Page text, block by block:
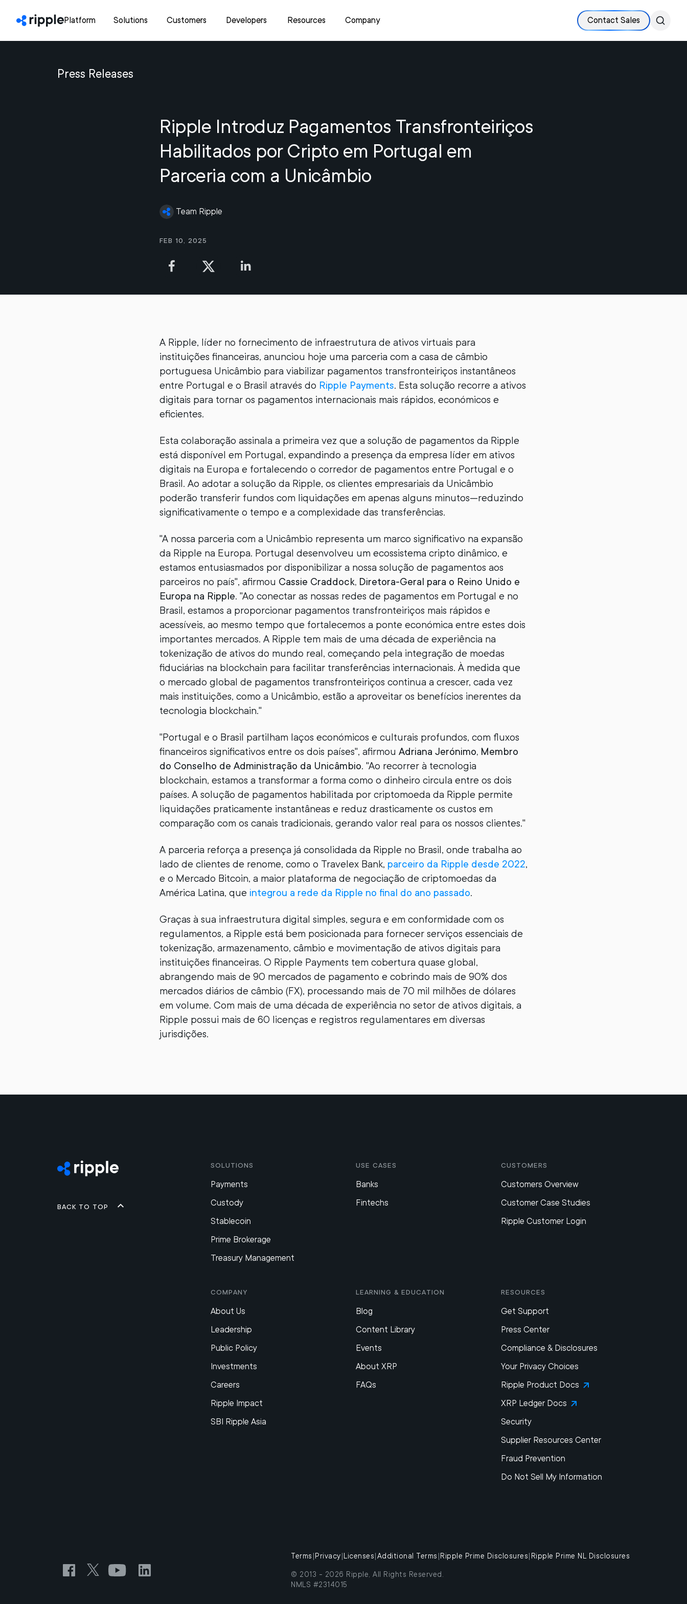
Platform Solutions Customers Developers Resources Company Contact Sales
Press Releases
Ripple Introduz Pagamentos Transfronteiriços
Habilitados por Cripto em Portugal em
Parceria com a Unicâmbio
Team Ripple
Feb 10, 2025
A Ripple, líder no fornecimento de infraestrutura de ativos virtuais para
instituições financeiras, anunciou hoje uma parceria com a casa de câmbio
portuguesa Unicâmbio para viabilizar pagamentos transfronteiriços instantâneos
entre Portugal e o Brasil através do Ripple Payments. Esta solução recorre a ativos
digitais para tornar os pagamentos internacionais mais rápidos, económicos e
eficientes.
Esta colaboração assinala a primeira vez que a solução de pagamentos da Ripple
está disponível em Portugal, expandindo a presença da empresa líder em ativos
digitais na Europa e fortalecendo o corredor de pagamentos entre Portugal e o
Brasil. Ao adotar a solução da Ripple, os clientes empresariais da Unicâmbio
poderão transferir fundos com liquidações em apenas alguns minutos—reduzindo
significativamente o tempo e a complexidade das transferências.
"A nossa parceria com a Unicâmbio representa um marco significativo na expansão
da Ripple na Europa. Portugal desenvolveu um ecossistema cripto dinâmico, e
estamos entusiasmados por disponibilizar a nossa solução de pagamentos aos
parceiros no país", afirmou Cassie Craddock, Diretora-Geral para o Reino Unido e
Europa na Ripple. "Ao conectar as nossas redes de pagamentos em Portugal e no
Brasil, estamos a proporcionar pagamentos transfronteiriços mais rápidos e
acessíveis, ao mesmo tempo que fortalecemos a ponte económica entre estes dois
importantes mercados. A Ripple tem mais de uma década de experiência na
tokenização de ativos do mundo real, começando pela integração de moedas
fiduciárias na blockchain para facilitar transferências internacionais. À medida que
o mercado global de pagamentos transfronteiriços continua a crescer, cada vez
mais instituições, como a Unicâmbio, estão a aproveitar os benefícios inerentes da
tecnologia blockchain."
"Portugal e o Brasil partilham laços económicos e culturais profundos, com fluxos
financeiros significativos entre os dois países", afirmou Adriana Jerónimo, Membro
do Conselho de Administração da Unicâmbio. "Ao recorrer à tecnologia
blockchain, estamos a transformar a forma como o dinheiro circula entre os dois
países. A solução de pagamentos habilitada por criptomoeda da Ripple permite
liquidações praticamente instantâneas e reduz drasticamente os custos em
comparação com os canais tradicionais, gerando valor real para os nossos clientes."
A parceria reforça a presença já consolidada da Ripple no Brasil, onde trabalha ao
lado de clientes de renome, como o Travelex Bank, parceiro da Ripple desde 2022,
e o Mercado Bitcoin, a maior plataforma de negociação de criptomoedas da
América Latina, que integrou a rede da Ripple no final do ano passado.
Graças à sua infraestrutura digital simples, segura e em conformidade com os
regulamentos, a Ripple está bem posicionada para fornecer serviços essenciais de
tokenização, armazenamento, câmbio e movimentação de ativos digitais para
instituições financeiras. O Ripple Payments tem cobertura quase global,
abrangendo mais de 90 mercados de pagamento e cobrindo mais de 90% dos
mercados diários de câmbio (FX), processando mais de 70 mil milhões de dólares
em volume. Com mais de uma década de experiência no setor de ativos digitais, a
Ripple possui mais de 60 licenças e registros regulamentares em diversas
jurisdições.
Back to top
Solutions
Payments
Custody
Stablecoin
Prime Brokerage
Treasury Management
Use Cases
Banks
Fintechs
Customers
Customers Overview
Customer Case Studies
Ripple Customer Login
Company
About Us
Leadership
Public Policy
Investments
Careers
Ripple Impact
SBI Ripple Asia
Learning & Education
Blog
Content Library
Events
About XRP
FAQs
Resources
Get Support
Press Center
Compliance & Disclosures
Your Privacy Choices
Ripple Product Docs
XRP Ledger Docs
Security
Supplier Resources Center
Fraud Prevention
Do Not Sell My Information
Terms Privacy Licenses Additional Terms Ripple Prime Disclosures Ripple Prime NL Disclosures
© 2013 - 2026 Ripple, All Rights Reserved.
NMLS #2314015